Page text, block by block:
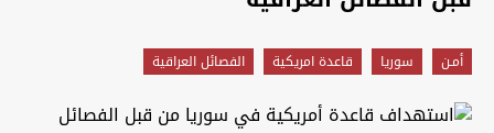
أمـن سوريا قاعدة امريكية الفصائل العراقية